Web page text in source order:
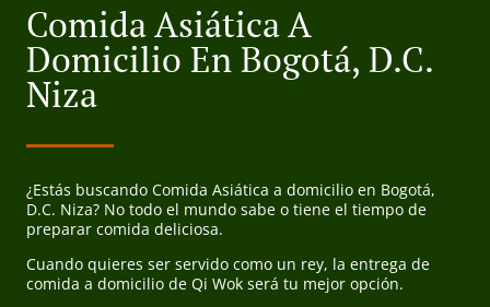
Comida Asiática A
Domicilio En Bogotá, D.C.
Niza
¿Estás buscando Comida Asiática a domicilio en Bogotá,
D.C. Niza? No todo el mundo sabe o tiene el tiempo de
preparar comida deliciosa.
Cuando quieres ser servido como un rey, la entrega de
comida a domicilio de Qi Wok será tu mejor opción.